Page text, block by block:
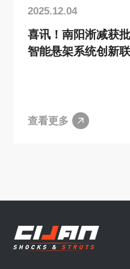
2025.12.04
喜讯！南阳淅减获
智能悬架系统创新
查看更多